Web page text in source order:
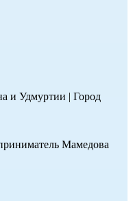
и Удмуртии | Город
Мамедова